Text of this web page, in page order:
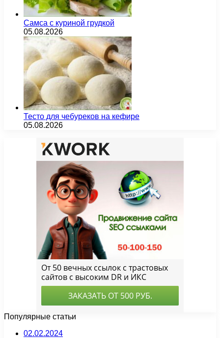
Самса с куриной грудкой
05.08.2026
Тесто для чебуреков на кефире
05.08.2026
Популярные статьи
02.02.2024